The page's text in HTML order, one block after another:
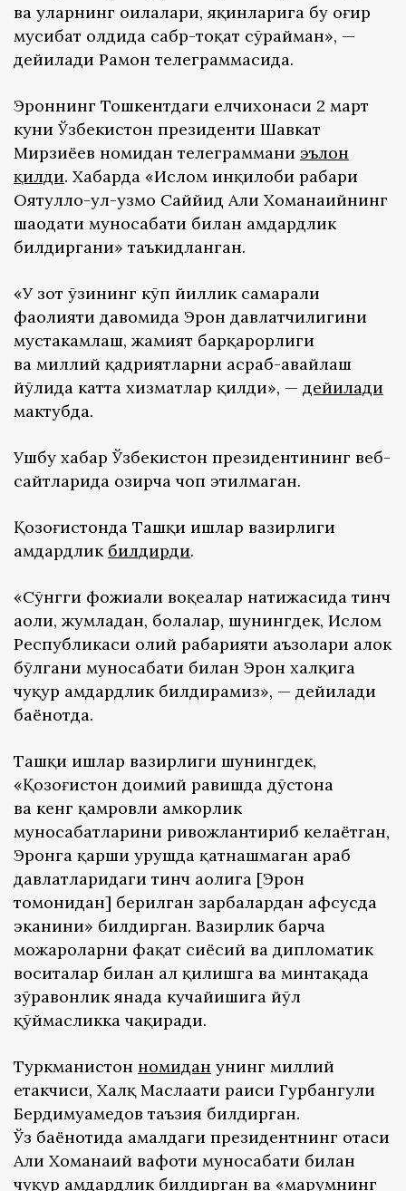
ва уларнинг оилалари, яқинларига бу оғир
мусибат олдида сабр-тоқат сўрайман», —
дейилади Раҳмон телеграммасида.
Эроннинг Тошкентдаги елчихонаси 2 март
куни Ўзбекистон президенти Шавкат
Мирзиёев номидан телеграммани эълон
қилди. Хабарда «Ислом инқилоби раҳбари
Оятуллоҳ-ул-узмо Саййид Али Хоманаийнинг
шаҳодати муносабати билан ҳамдардлик
билдиргани» таъкидланган.
«У зот ўзининг кўп йиллик самарали
фаолияти давомида Эрон давлатчилигини
мустаҳкамлаш, жамият барқарорлиги
ва миллий қадриятларни асраб-авайлаш
йўлида катта хизматлар қилди», — дейилади
мактубда.
Ушбу хабар Ўзбекистон президентининг веб-
сайтларида ҳозирча чоп этилмаган.
Қозоғистонда Ташқи ишлар вазирлиги
ҳамдардлик билдирди.
«Сўнгги фожиали воқеалар натижасида тинч
аҳоли, жумладан, болалар, шунингдек, Ислом
Республикаси олий раҳбарияти аъзолари ҳалок
бўлгани муносабати билан Эрон халқига
чуқур ҳамдардлик билдирамиз», — дейилади
баёнотда.
Ташқи ишлар вазирлиги шунингдек,
«Қозоғистон доимий равишда дўстона
ва кенг қамровли ҳамкорлик
муносабатларини ривожлантириб келаётган,
Эронга қарши урушда қатнашмаган араб
давлатларидаги тинч аҳолига [Эрон
томонидан] берилган зарбалардан афсусда
эканини» билдирган. Вазирлик барча
можароларни фақат сиёсий ва дипломатик
воситалар билан ҳал қилишга ва минтақада
зўравонлик янада кучайишига йўл
қўймасликка чақиради.
Туркманистон номидан унинг миллий
етакчиси, Халқ Маслаҳати раиси Гурбангули
Бердимуҳамедов таъзия билдирган.
Ўз баёнотида амалдаги президентнинг отаси
Али Хоманаий вафоти муносабати билан
чуқур ҳамдардлик билдирган ва «марҳумнинг